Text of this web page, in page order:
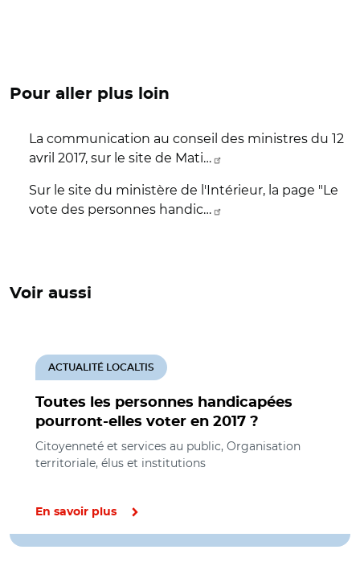
Pour aller plus loin
La communication au conseil des ministres du 12
avril 2017, sur le site de Mati…
Sur le site du ministère de l'Intérieur, la page "Le
vote des personnes handic…
Voir aussi
Toutes les personnes handicapées
pourront-elles voter en 2017 ?
ACTUALITÉ LOCALTIS
Citoyenneté et services au public, Organisation
territoriale, élus et institutions
En savoir plus